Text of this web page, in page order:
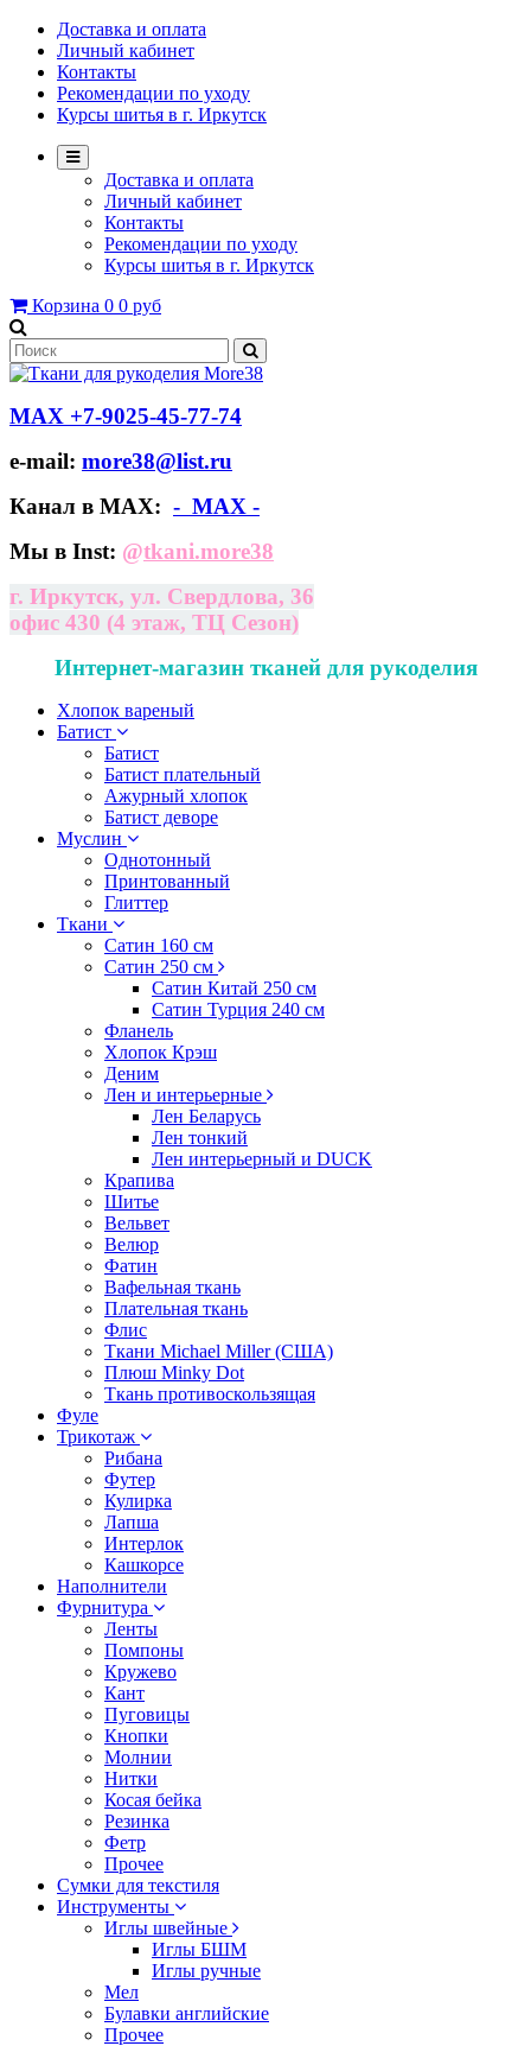
Доставка и оплата
Личный кабинет
Контакты
Рекомендации по уходу
Курсы шитья в г. Иркутск
Доставка и оплата
Личный кабинет
Контакты
Рекомендации по уходу
Курсы шитья в г. Иркутск
Корзина 0 0 руб
МАХ +7-9025-45-77-74
e-mail: more38@list.ru
Канал в МАХ: - МАХ -
Мы в Inst: @tkani.more38
г. Иркутск, ул. Свердлова, 36
офис 430 (4 этаж, ТЦ Сезон)
Интернет-магазин тканей для рукоделия
Хлопок вареный
Батист
Батист
Батист плательный
Ажурный хлопок
Батист деворе
Муслин
Однотонный
Принтованный
Глиттер
Ткани
Сатин 160 см
Сатин 250 см
Сатин Китай 250 см
Сатин Турция 240 см
Фланель
Хлопок Крэш
Деним
Лен и интерьерные
Лен Беларусь
Лен тонкий
Лен интерьерный и DUCK
Крапива
Шитье
Вельвет
Велюр
Фатин
Вафельная ткань
Плательная ткань
Флис
Ткани Michael Miller (США)
Плюш Minky Dot
Ткань противоскользящая
Фуле
Трикотаж
Рибана
Футер
Кулирка
Лапша
Интерлок
Кашкорсе
Наполнители
Фурнитура
Ленты
Помпоны
Кружево
Кант
Пуговицы
Кнопки
Молнии
Нитки
Косая бейка
Резинка
Фетр
Прочее
Сумки для текстиля
Инструменты
Иглы швейные
Иглы БШМ
Иглы ручные
Мел
Булавки английские
Прочее